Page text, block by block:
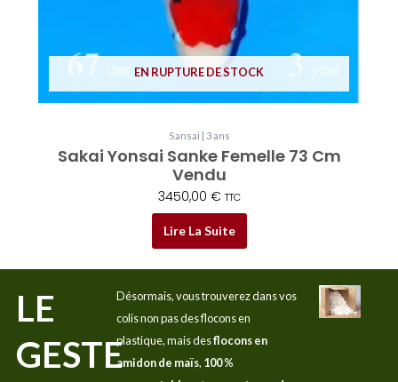
EN RUPTURE DE STOCK
Sansai | 3 ans
Sakai Yonsai Sanke Femelle 73 Cm
Vendu
3450,00 € TTC
Lire La Suite
LE
GESTE
Désormais, vous trouverez dans vos
colis non pas des flocons en
plastique, mais desflocons en
amidon de maïs, 100 %